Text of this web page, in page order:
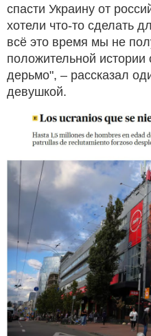
спасти Украину от
хотели что-то сделать
всё это время мы не
положительной истории
дерьмо", – рассказал
девушкой.